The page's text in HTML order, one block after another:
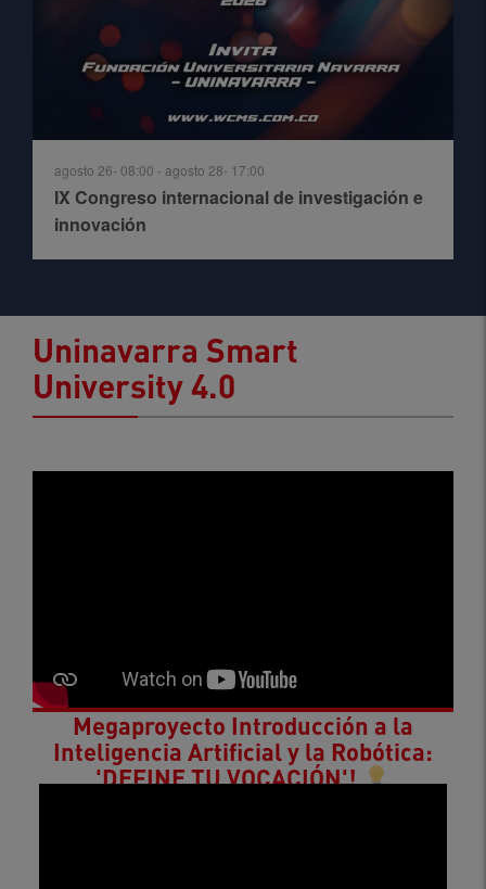
agosto 26- 08:00 - agosto 28- 17:00
IX Congreso internacional de investigación e
innovación
Uninavarra Smart
University 4.0
Megaproyecto Introducción a la
Inteligencia Artificial y la Robótica:
'DEFINE TU VOCACIÓN'!